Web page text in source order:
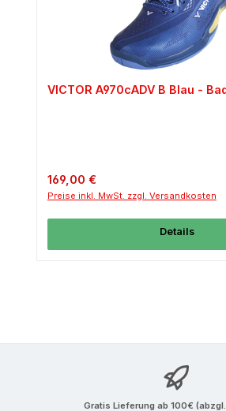
VICTOR A970cADV B Blau -
Regulärer Preis:
169,00 €
Preise inkl. MwSt. zzgl. Versandkosten
Details
Gratis Lieferung ab 100€